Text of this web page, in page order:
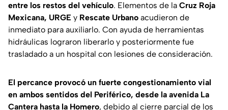
entre los restos del vehículo. Elementos de la Cruz Roja
Mexicana, URGE y Rescate Urbano acudieron de
inmediato para auxiliarlo. Con ayuda de herramientas
hidráulicas lograron liberarlo y posteriormente fue
trasladado a un hospital con lesiones de consideración.
El percance provocó un fuerte congestionamiento vial
en ambos sentidos del Periférico, desde la avenida La
Cantera hasta la Homero, debido al cierre parcial de los